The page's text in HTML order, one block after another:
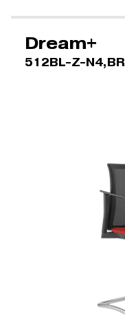
Dream+
512BL-Z-N4,BR